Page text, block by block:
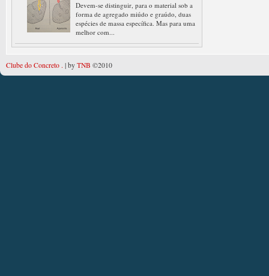
Devem-se distinguir, para o material sob a
forma de agregado miúdo e graúdo, duas
espécies de massa específica. Mas para uma
melhor com...
Clube do Concreto . | by TNB ©2010